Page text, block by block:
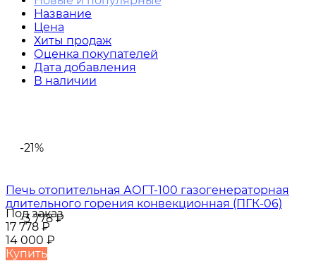
Название
Цена
Хиты продаж
Оценка покупателей
Дата добавления
В наличии
-21%
-3 778₽
Печь отопительная АОГТ-100 газогенераторная
длительного горения конвекционная (ПГК-06)
Под заказ
17 778 ₽
14 000 ₽
Купить